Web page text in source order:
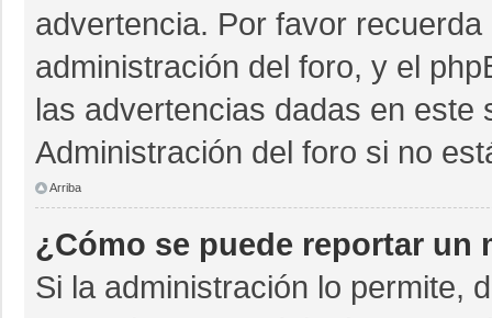
advertencia. Por favor
administración del foro, y el
las advertencias dadas en este
Administración del foro si no
Arriba
¿Cómo se puede reportar un
Si la administración lo permite,